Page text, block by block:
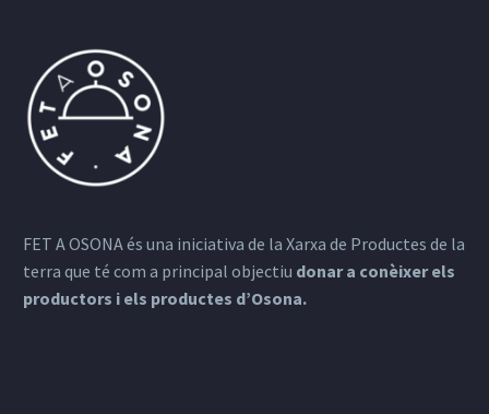
FET A OSONA és una iniciativa de la Xarxa de Productes de la
terra que té com a principal objectiu donar a conèixer els
productors i els productes d’Osona.